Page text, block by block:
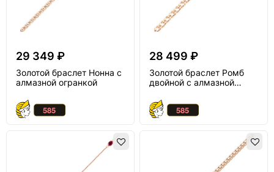
29 349 ₽
Золотой браслет Нонна с
алмазной огранкой
28 499 ₽
Золотой браслет Ромб
двойной с алмазной